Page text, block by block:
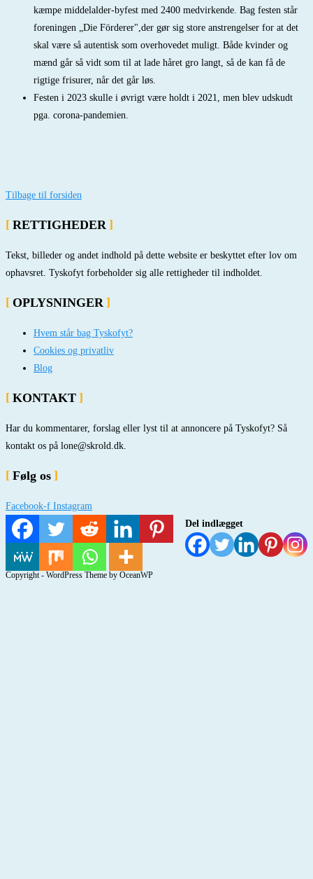
kæmpe middelalder-byfest med 2400 medvirkende. Bag festen står
foreningen „Die Förderer",der gør sig store anstrengelser for at det
skal være så autentisk som overhovedet muligt. Både kvinder og
mænd går så vidt som til at lade håret gro langt, så de kan få de
rigtige frisurer, når det går løs.
Festen i 2023 skulle i øvrigt være holdt i 2021, men blev udskudt
pga. corona-pandemien.
Tilbage til forsiden
RETTIGHEDER
Tekst, billeder og andet indhold på dette website er beskyttet efter lov om
ophavsret. Tyskofyt forbeholder sig alle rettigheder til indholdet.
OPLYSNINGER
Hvem står bag Tyskofyt?
Cookies og privatliv
Blog
KONTAKT
Har du kommentarer, forslag eller lyst til at annoncere på Tyskofyt? Så
kontakt os på lone@skrold.dk.
Følg os
Facebook-f Instagram
Del indlægget
Copyright - WordPress Theme by OceanWP